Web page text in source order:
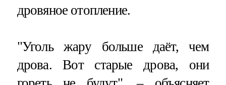
дровяное отопление.
"Уголь жару больше даёт, чем
дрова. Вот старые дрова, они